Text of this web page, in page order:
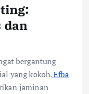
dan
bergantung
yang kokoh.Efba
jaminan